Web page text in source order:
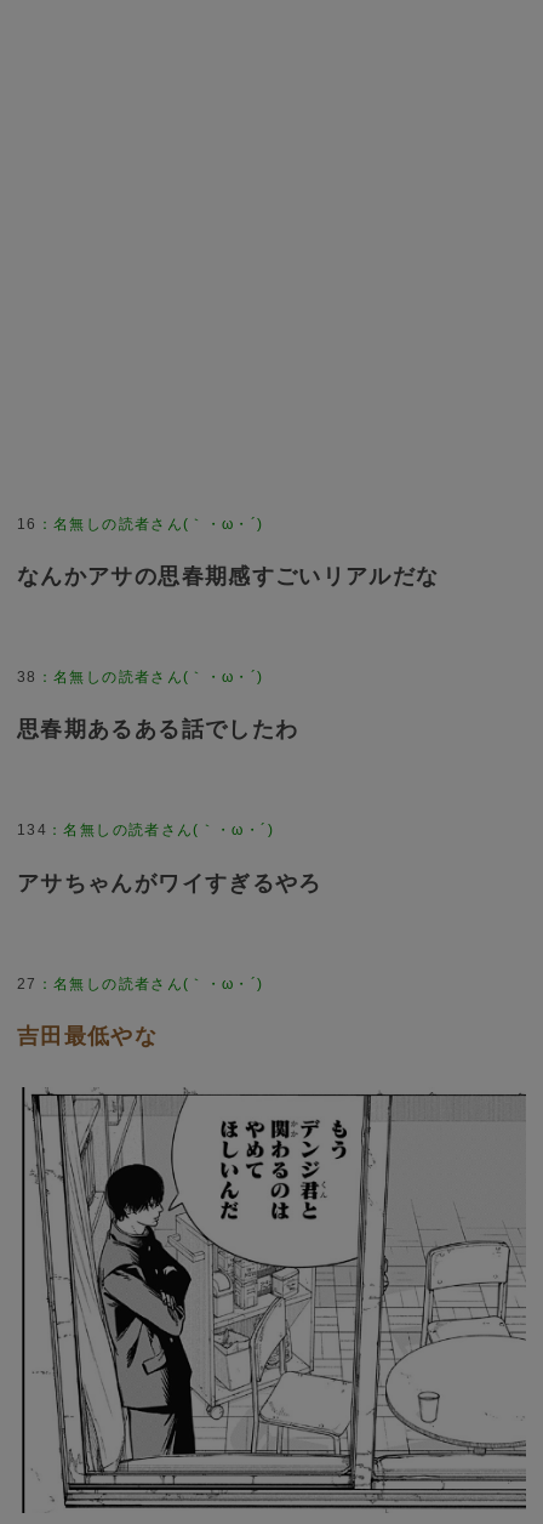
16 ：名無しの読者さん(｀・ω・´)
なんかアサの思春期感すごいリアルだな
38 ：名無しの読者さん(｀・ω・´)
思春期あるある話でしたわ
134 ：名無しの読者さん(｀・ω・´)
アサちゃんがワイすぎるやろ
27 ：名無しの読者さん(｀・ω・´)
吉田最低やな